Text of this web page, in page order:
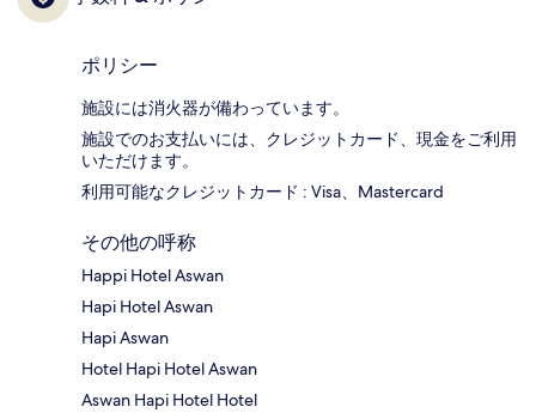
ポリシー
施設には消火器が備わっています。
施設でのお支払いには、クレジットカード、現金をご利用
いただけます。
利用可能なクレジットカード : Visa、Mastercard
その他の呼称
Happi Hotel Aswan
Hapi Hotel Aswan
Hapi Aswan
Hotel Hapi Hotel Aswan
Aswan Hapi Hotel Hotel